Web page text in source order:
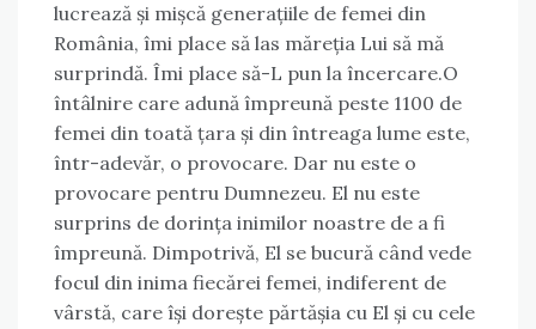
lucrează și mișcă generațiile de femei din
România, îmi place să las măreția Lui să mă
surprindă. Îmi place să-L pun la încercare.O
întâlnire care adună împreună peste 1100 de
femei din toată țara și din întreaga lume este,
într-adevăr, o provocare. Dar nu este o
provocare pentru Dumnezeu. El nu este
surprins de dorința inimilor noastre de a fi
împreună. Dimpotrivă, El se bucură când vede
focul din inima fiecărei femei, indiferent de
vârstă, care își dorește părtășia cu El și cu cele